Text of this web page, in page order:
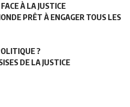
À LA JUSTICE
PRÊT À ENGAGER TOUS LES
?
DE LA JUSTICE